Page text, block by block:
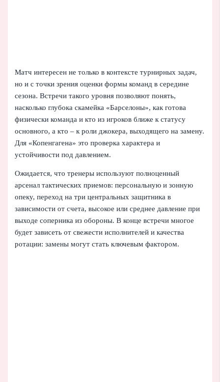
Матч интересен не только в контексте турнирных задач,
но и с точки зрения оценки формы команд в середине
сезона. Встречи такого уровня позволяют понять,
насколько глубока скамейка «Барселоны», как готова
физически команда и кто из игроков ближе к статусу
основного, а кто – к роли джокера, выходящего на замену.
Для «Копенгагена» это проверка характера и
устойчивости под давлением.
Ожидается, что тренеры используют полноценный
арсенал тактических приемов: персональную и зонную
опеку, переход на три центральных защитника в
зависимости от счета, высокое или среднее давление при
выходе соперника из обороны. В конце встречи многое
будет зависеть от свежести исполнителей и качества
ротации: замены могут стать ключевым фактором.